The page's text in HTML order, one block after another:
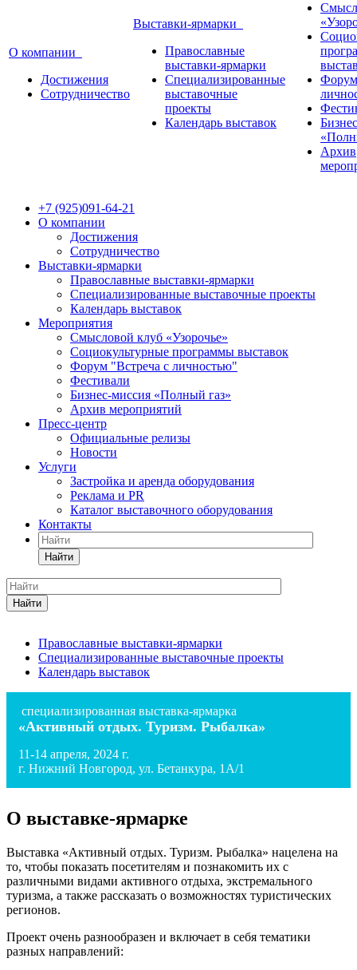
О компании
Достижения
Сотрудничество
Выставки-ярмарки
Православные
выставки-ярмарки
Специализированные
выставочные
проекты
Календарь выставок
Форум
Архив
+7 (925)091-64-21
О компании
Достижения
Сотрудничество
Выставки-ярмарки
Православные выставки-ярмарки
Специализированные выставочные проекты
Календарь выставок
Мероприятия
Смысловой клуб «Узорочье»
Социокультурные программы выставок
Форум "Встреча с личностью"
Фестивали
Бизнес-миссия «Полный газ»
Архив мероприятий
Пресс-центр
Официальные релизы
Новости
Услуги
Застройка и аренда оборудования
Реклама и PR
Каталог выставочного оборудования
Контакты
Найти
Найти
Православные выставки-ярмарки
Специализированные выставочные проекты
Календарь выставок
специализированная выставка-ярмарка
«Активный отдых. Туризм. Рыбалка»
11-14 апреля, 2024 г.
г. Нижний Новгород, ул. Бетанкура, 1А/1
О выставке-ярмарке
Выставка «Активный отдых. Туризм. Рыбалка» нацелена на
то, чтобы показать посетителям и познакомить их с
различными видами активного отдыха, экстремального
туризма, а также рассказать о возможностях туристических
регионов.
Проект очень разнообразен и включает в себя тематики
разных направлений: